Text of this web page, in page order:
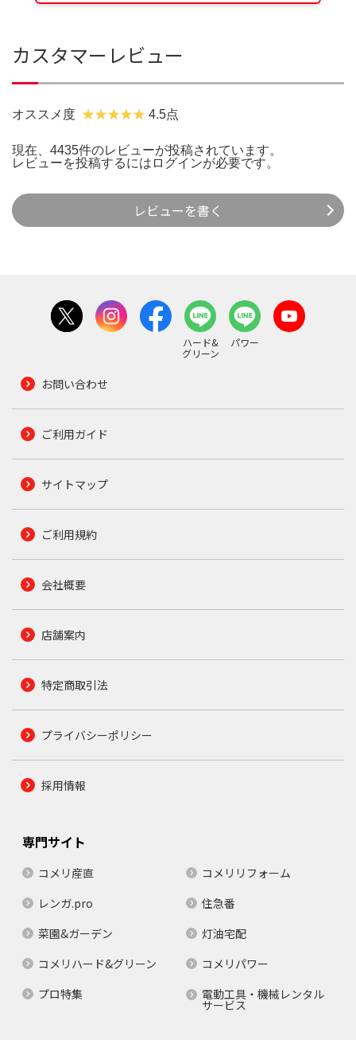
カスタマーレビュー
オススメ度 4.5点
現在、4435件のレビューが投稿されています。
レビューを投稿するには ログインが必要です。
レビューを書く
ハード&
グリーン
パワー
お問い合わせ
ご利用ガイド
サイトマップ
ご利用規約
会社概要
店舗案内
特定商取引法
プライバシーポリシー
採用情報
専門サイト
コメリ産直
コメリリフォーム
レンガ.pro
住急番
菜園&ガーデン
灯油宅配
コメリハード&グリーン
コメリパワー
プロ特集
電動工具・機械レンタル
サービス